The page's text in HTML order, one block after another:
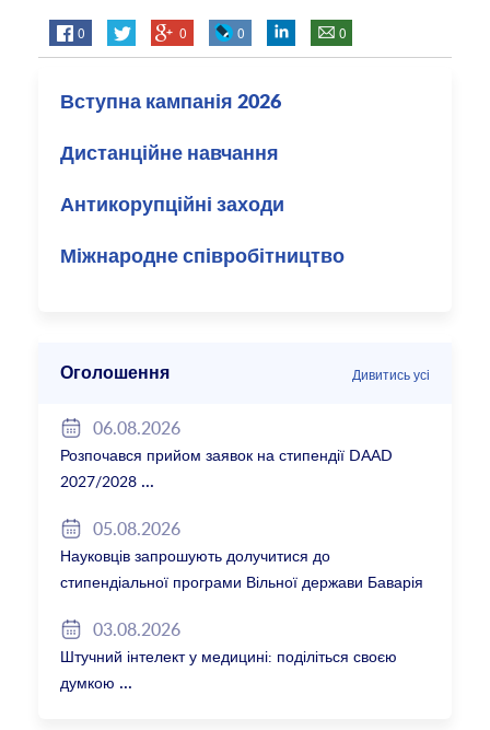
0 0 0 0
Вступна кампанія 2026
Дистанційне навчання
Антикорупційні заходи
Міжнародне співробітництво
Оголошення Дивитись усі
06.08.2026
Розпочався прийом заявок на стипендії DAAD
2027/2028
05.08.2026
Науковців запрошують долучитися до
стипендіальної програми Вільної держави Баварія
03.08.2026
Штучний інтелект у медицині: поділіться своєю
думкою